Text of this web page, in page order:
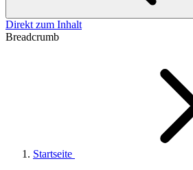
Direkt zum Inhalt
Breadcrumb
Startseite